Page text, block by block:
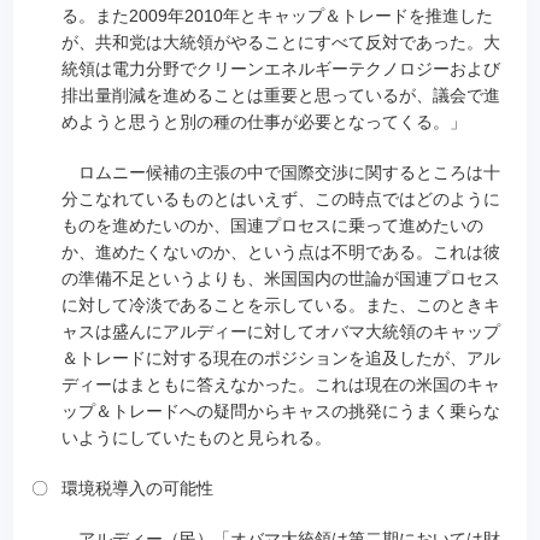
る。また2009年2010年とキャップ＆トレードを推進した
が、共和党は大統領がやることにすべて反対であった。大
統領は電力分野でクリーンエネルギーテクノロジーおよび
排出量削減を進めることは重要と思っているが、議会で進
めようと思うと別の種の仕事が必要となってくる。」
ロムニー候補の主張の中で国際交渉に関するところは十
分こなれているものとはいえず、この時点ではどのように
ものを進めたいのか、国連プロセスに乗って進めたいの
か、進めたくないのか、という点は不明である。これは彼
の準備不足というよりも、米国国内の世論が国連プロセス
に対して冷淡であることを示している。また、このときキ
ャスは盛んにアルディーに対してオバマ大統領のキャップ
＆トレードに対する現在のポジションを追及したが、アル
ディーはまともに答えなかった。これは現在の米国のキャ
ップ＆トレードへの疑問からキャスの挑発にうまく乗らな
いようにしていたものと見られる。
〇 環境税導入の可能性